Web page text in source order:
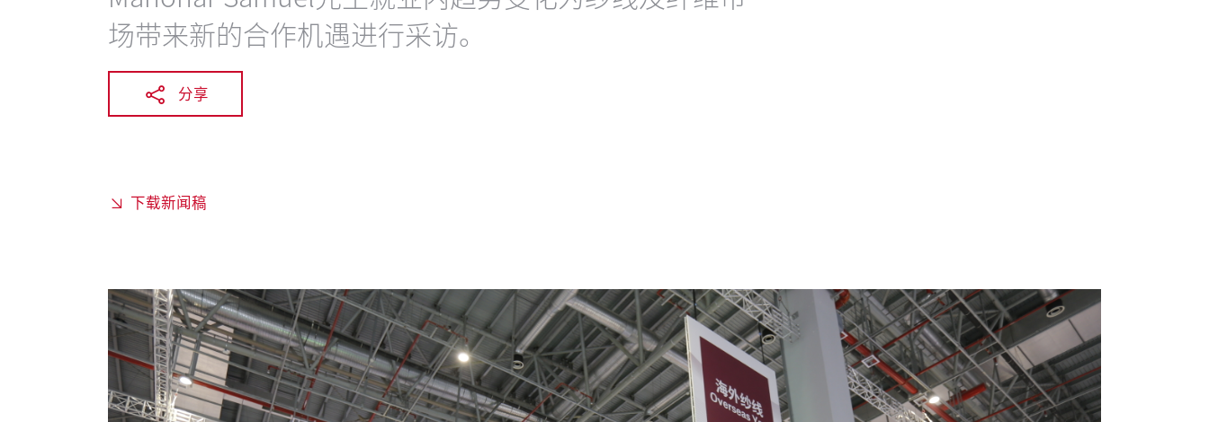
场带来新的合作机遇进行采访。
分享
下载新闻稿